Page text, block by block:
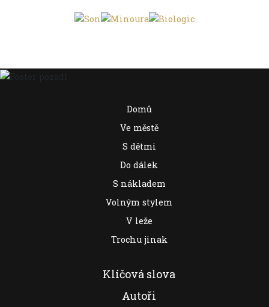
Domů
Ve městě
S dětmi
Do dálek
S nákladem
Volným stylem
V leže
Trochu jinak
Klíčová slova
Autoři